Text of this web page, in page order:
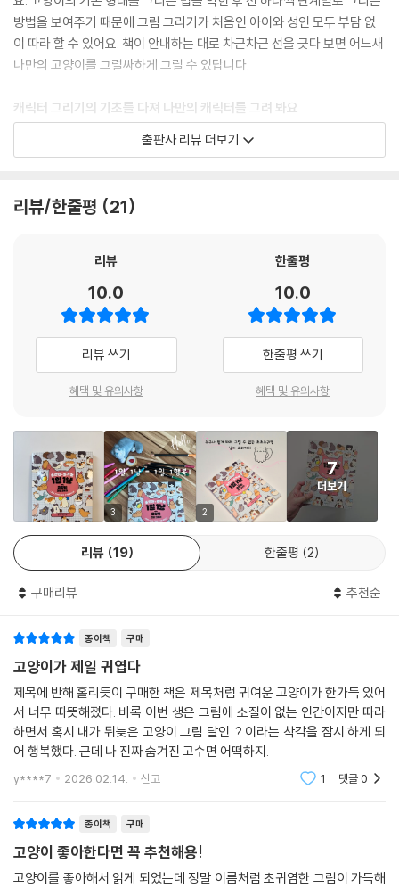
방법을 보여주기 때문에 그림 그리기가 처음인 아이와 성인 모두 부담 없
이 따라 할 수 있어요. 책이 안내하는 대로 차근차근 선을 긋다 보면 어느새
나만의 고양이를 그럴싸하게 그릴 수 있답니다.
캐릭터 그리기의 기초를 다져 나만의 캐릭터를 그려 봐요
그림 그리기가 처음인 어른이나 아이들은 이 책을 통해 귀여운 캐릭터 그
요. 이 책의 고양이들처럼 머리 크기가 몸집보다 크고 얼굴이 동글동글한
척 그려낼 수 있을 거예요.
우다다냥, 낮잠냥, 꿀벌냥, 천사냥까지 다양한 포즈와 디자인
고양이만의 특별한 습성과 매력을 그대로 담은 고양이 캐릭터 75마리가
수록되어 있어요. 우다다 뛰어다니는 고양이, 낮잠 자는 고양이, 꿀벌 옷을
입은 고양이, 천사 날개를 단 고양이 등 보기만 해도 기분 좋아지는 사랑스
루에 하나씩 각자 다른 매력의 고양이를 그려 보세요.
출판사 리뷰 더보기
리뷰/한줄평 21
리뷰
10.0
리뷰 쓰기
혜택 및 유의사항
한줄평
10.0
한줄평 쓰기
혜택 및 유의사항
3 2
7
더보기
리뷰 19 한줄평 2
구매리뷰 추천순
종이책 구매
고양이가 제일 귀엽다
제목에 반해 홀리듯이 구매한 책은 제목처럼 귀여운 고양이가 한가득 있어
서 너무 따뜻해졌다. 비록 이번 생은 그림에 소질이 없는 인간이지만 따라
하면서 혹시 내가 뒤늦은 고양이 그림 달인..? 이라는 착각을 잠시 하게 되
어 행복했다. 근데 나 진짜 숨겨진 고수면 어떡하지.
y****7 2026.02.14. 신고 1 댓글0
종이책 구매
고양이 좋아한다면 꼭 추천해용!
고양이를 좋아해서 읽게 되었는데 정말 이름처럼 초귀염한 그림이 가득해